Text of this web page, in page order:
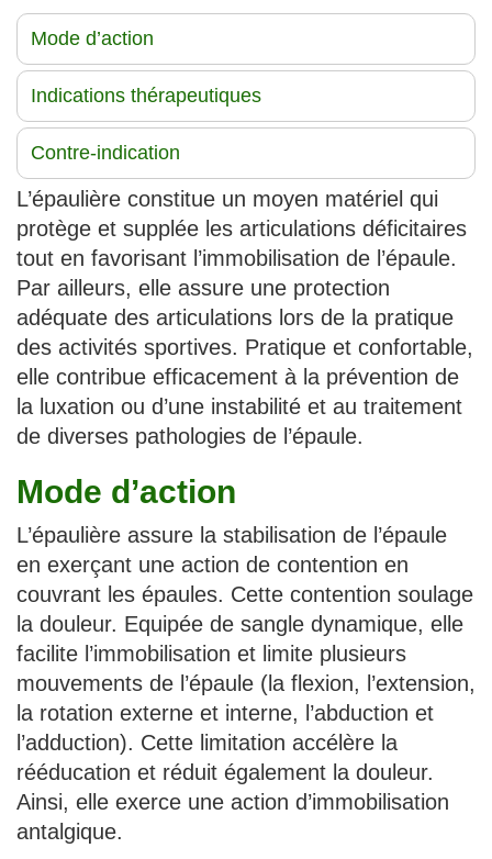
Mode d’action
Indications thérapeutiques
Contre-indication
L’épaulière constitue un moyen matériel qui
protège et supplée les articulations déficitaires
tout en favorisant l’immobilisation de l’épaule.
Par ailleurs, elle assure une protection
adéquate des articulations lors de la pratique
des activités sportives. Pratique et confortable,
elle contribue efficacement à la prévention de
la luxation ou d’une instabilité et au traitement
de diverses pathologies de l’épaule.
Mode d’action
L’épaulière assure la stabilisation de l’épaule
en exerçant une action de contention en
couvrant les épaules. Cette contention soulage
la douleur. Equipée de sangle dynamique, elle
facilite l’immobilisation et limite plusieurs
mouvements de l’épaule (la flexion, l’extension,
la rotation externe et interne, l’abduction et
l’adduction). Cette limitation accélère la
rééducation et réduit également la douleur.
Ainsi, elle exerce une action d’immobilisation
antalgique.